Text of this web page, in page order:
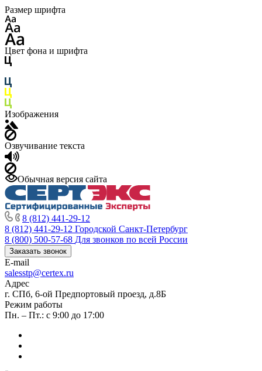
Размер шрифта
Цвет фона и шрифта
Изображения
Озвучивание текста
Обычная версия сайта
8 (812) 441-29-12
8 (812) 441-29-12 Городской Санкт-Петербург
8 (800) 500-57-68 Для звонков по всей России
Заказать звонок
E-mail
salesstp@certex.ru
Адрес
г. СПб, 6-ой Предпортовый проезд, д.8Б
Режим работы
Пн. – Пт.: с 9:00 до 17:00